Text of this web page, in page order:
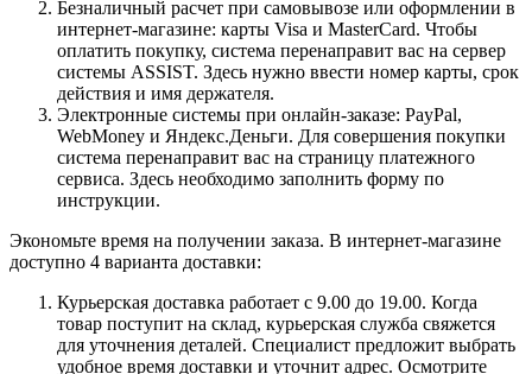
Безналичный расчет при самовывозе или оформлении в
интернет-магазине: карты Visa и MasterCard. Чтобы
оплатить покупку, система перенаправит вас на сервер
системы ASSIST. Здесь нужно ввести номер карты, срок
действия и имя держателя.
Электронные системы при онлайн-заказе: PayPal,
WebMoney и Яндекс.Деньги. Для совершения покупки
система перенаправит вас на страницу платежного
сервиса. Здесь необходимо заполнить форму по
инструкции.
Экономьте время на получении заказа. В интернет-магазине
доступно 4 варианта доставки:
Курьерская доставка работает с 9.00 до 19.00. Когда
товар поступит на склад, курьерская служба свяжется
для уточнения деталей. Специалист предложит выбрать
удобное время доставки и уточнит адрес. Осмотрите